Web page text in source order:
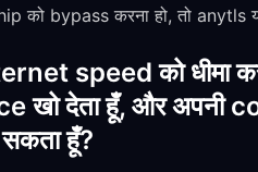
को bypass करना हो, तो anytls
speed को
खो देता हूँ, और
हूँ?